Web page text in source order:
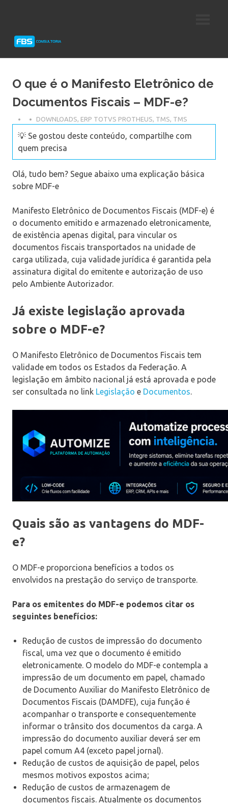
Protheus
O que é o Manifesto Eletrônico de
Documentos Fiscais – MDF-e?
DOWNLOADS, ERP TOTVS PROTHEUS, TMS, TMS
💡 Se gostou deste conteúdo, compartilhe com
quem precisa
Olá, tudo bem? Segue abaixo uma explicação básica
sobre MDF-e
Manifesto Eletrônico de Documentos Fiscais (MDF-e) é
o documento emitido e armazenado eletronicamente,
de existência apenas digital, para vincular os
documentos fiscais transportados na unidade de
carga utilizada, cuja validade jurídica é garantida pela
assinatura digital do emitente e autorização de uso
pelo Ambiente Autorizador.
Já existe legislação aprovada
sobre o MDF-e?
O Manifesto Eletrônico de Documentos Fiscais tem
validade em todos os Estados da Federação. A
legislação em âmbito nacional já está aprovada e pode
ser consultada no link Legislação e Documentos.
Quais são as vantagens do MDF-
e?
O MDF-e proporciona benefícios a todos os
envolvidos na prestação do serviço de transporte.
Para os emitentes do MDF-e podemos citar os
seguintes benefícios:
Redução de custos de impressão do documento
fiscal, uma vez que o documento é emitido
eletronicamente. O modelo do MDF-e contempla a
impressão de um documento em papel, chamado
de Documento Auxiliar do Manifesto Eletrônico de
Documentos Fiscais (DAMDFE), cuja função é
acompanhar o transporte e consequentemente
informar o trânsito dos documentos da carga. A
impressão do documento auxiliar deverá ser em
papel comum A4 (exceto papel jornal).
Redução de custos de aquisição de papel, pelos
mesmos motivos expostos acima;
Redução de custos de armazenagem de
documentos fiscais. Atualmente os documentos